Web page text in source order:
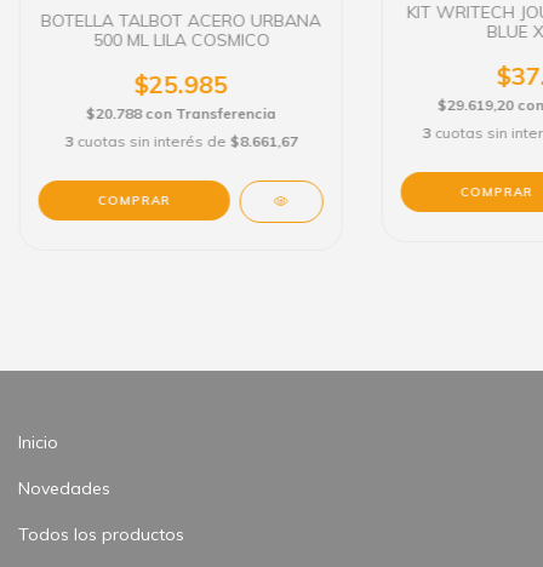
BOTELLA TALBOT ACERO URBANA
500 ML LILA COSMICO
$25.985
$20.788con Transferencia
3 cuotas sin interés de $8.661,67
KIT WRITECH
BLUE
$29.619,20 con
3 cuotas sin
Inicio
Novedades
Todos los productos